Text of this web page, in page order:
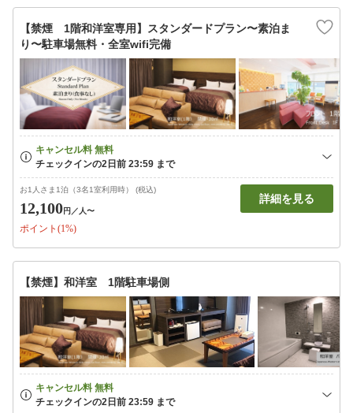
【禁煙 1階和洋室専用】スタンダードプラン〜素泊ま
り〜駐車場無料・全室wifi完備
お1人さま1泊（3名1室利用時） (税込)
12,100円 ／人〜
ポイント(1%)
詳細を見る
【禁煙】和洋室 1階駐車場側